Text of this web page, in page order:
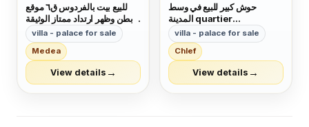
للبيع بيت بالفردوس ق٦ موقع
بطن وظهر ارتداد ممتاز الوثيقة
حرة دورين سكن المالك وشقة
مؤجرة ٢٥٠ دينار شرط اخلاء
السوم ٢٥٠ الف مراجعة البيع
٢٥٥ الف للمراجعة ام زين
٩٤٤٦٢٠٩٢
villa - palace for sale
Medea
View details →
حوش كبير للبيع في وسط
المدينة quartier
r&eacute;sidence
300m2 avec un jardin
villa - palace for sale
Chlef
View details →